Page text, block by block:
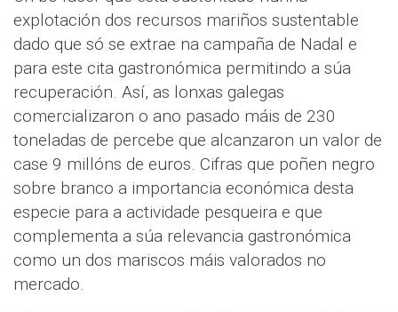
explotación dos recursos mariños sustentable
dado que só se extrae na campaña de Nadal e
para este cita gastronómica permitindo a súa
recuperación. Así, as lonxas galegas
comercializaron o ano pasado máis de 230
toneladas de percebe que alcanzaron un valor de
case 9 millóns de euros. Cifras que poñen negro
sobre branco a importancia económica desta
especie para a actividade pesqueira e que
complementa a súa relevancia gastronómica
como un dos mariscos máis valorados no
mercado.